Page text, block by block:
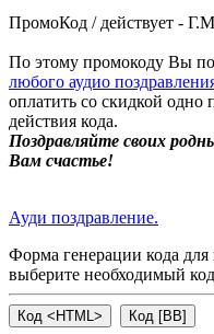
ПромоКод / действует -
По этому промокоду Вы
любого аудио
оплатить со скидкой одно
действия кода.
Поздравляйте своих
Вам счастье!
Ауди поздравление.
Форма генерации кода для
выберите необходимый код